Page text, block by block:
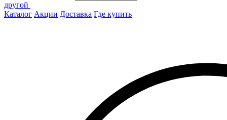
другой
Каталог Акции Доставка Где купить